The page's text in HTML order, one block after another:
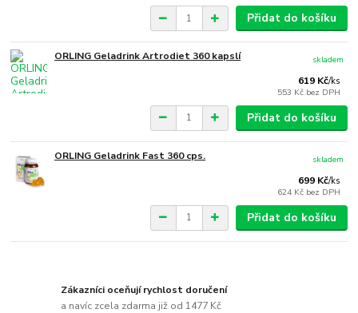
Přidat do košíku
ORLING Geladrink Artrodiet 360 kapslí
619 Kč/ks
553 Kč bez DPH
skladem
Přidat do košíku
ORLING Geladrink Fast 360 cps.
699 Kč/ks
624 Kč bez DPH
skladem
Přidat do košíku
Zákazníci oceňují rychlost doručení
a navíc zcela zdarma již od 1477 Kč